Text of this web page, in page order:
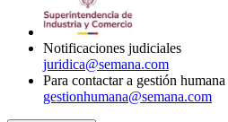
Notificaciones judiciales
juridica@semana.com
Para contactar a gestión humana
gestionhumana@semana.com